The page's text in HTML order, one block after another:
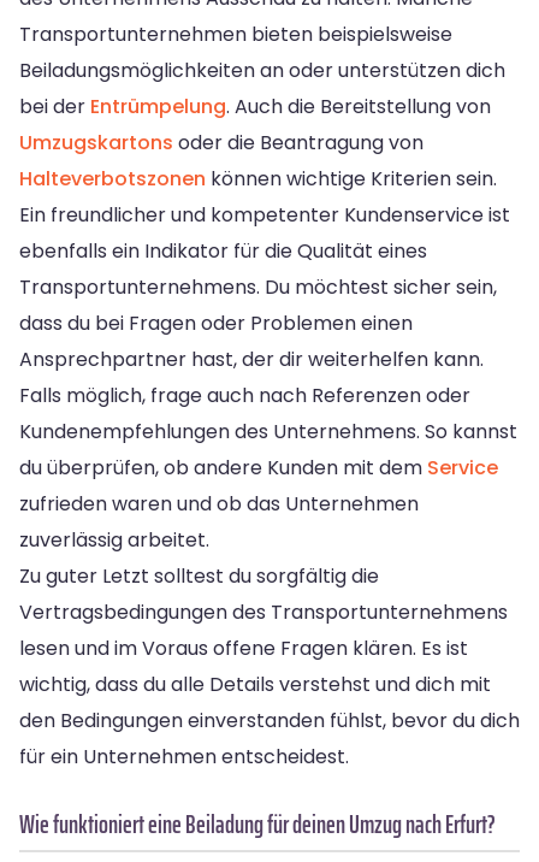
Transportunternehmen bieten beispielsweise
Beiladungsmöglichkeiten an oder unterstützen dich
bei der Entrümpelung. Auch die Bereitstellung von
Umzugskartons oder die Beantragung von
Halteverbotszonen können wichtige Kriterien sein.
Ein freundlicher und kompetenter Kundenservice ist
ebenfalls ein Indikator für die Qualität eines
Transportunternehmens. Du möchtest sicher sein,
dass du bei Fragen oder Problemen einen
Ansprechpartner hast, der dir weiterhelfen kann.
Falls möglich, frage auch nach Referenzen oder
Kundenempfehlungen des Unternehmens. So kannst
du überprüfen, ob andere Kunden mit dem Service
zufrieden waren und ob das Unternehmen
zuverlässig arbeitet.
Zu guter Letzt solltest du sorgfältig die
Vertragsbedingungen des Transportunternehmens
lesen und im Voraus offene Fragen klären. Es ist
wichtig, dass du alle Details verstehst und dich mit
den Bedingungen einverstanden fühlst, bevor du dich
für ein Unternehmen entscheidest.
Wie funktioniert eine Beiladung für deinen Umzug nach Erfurt?